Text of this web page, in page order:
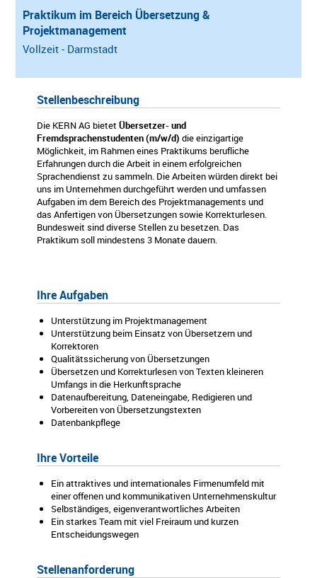
Praktikum im Bereich Übersetzung &
Projektmanagement
Vollzeit - Darmstadt
Stellenbeschreibung
Die KERN AG bietetÜbersetzer- und
Fremdsprachenstudenten (m/w/d) die einzigartige
Möglichkeit, im Rahmen eines Praktikums berufliche
Erfahrungen durch die Arbeit in einem erfolgreichen
Sprachendienst zu sammeln. Die Arbeiten würden direkt bei
uns im Unternehmen durchgeführt werden und umfassen
Aufgaben im dem Bereich des Projektmanagements und
das Anfertigen von Übersetzungen sowie Korrekturlesen.
Bundesweit sind diverse Stellen zu besetzen. Das
Praktikum soll mindestens 3 Monate dauern.
Ihre Aufgaben
Unterstützung im Projektmanagement
Unterstützung beim Einsatz von Übersetzern und
Korrektoren
Qualitätssicherung von Übersetzungen
Übersetzen und Korrekturlesen von Texten kleineren
Umfangs in die Herkunftsprache
Datenaufbereitung, Dateneingabe, Redigieren und
Vorbereiten von Übersetzungstexten
Datenbankpflege
Ihre Vorteile
Ein attraktives und internationales Firmenumfeld mit
einer offenen und kommunikativen Unternehmenskultur
Selbständiges, eigenverantwortliches Arbeiten
Ein starkes Team mit viel Freiraum und kurzen
Entscheidungswegen
Stellenanforderung